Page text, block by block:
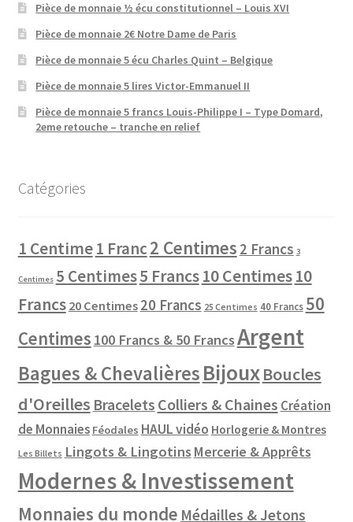
Pièce de monnaie ½ écu constitutionnel – Louis XVI
Pièce de monnaie 2€ Notre Dame de Paris
Pièce de monnaie 5 écu Charles Quint – Belgique
Pièce de monnaie 5 lires Victor-Emmanuel II
Pièce de monnaie 5 francs Louis-Philippe I – Type Domard,
2eme retouche – tranche en relief
Catégories
1 Centime1 Franc2 Centimes 2 Francs 3
Centimes 5 Centimes5 Francs10 Centimes10
Francs 20 Centimes 20 Francs 25 Centimes 40 Francs 50
Centimes 100 Francs & 50 FrancsArgent
Bagues & ChevalièresBijouxBoucles
d'Oreilles Bracelets Colliers & Chaines Création
de Monnaies Féodales HAUL vidéo Horlogerie & Montres
Les Billets Lingots & Lingotins Mercerie & Apprêts
Modernes & Investissement
Monnaies du monde Médailles & Jetons